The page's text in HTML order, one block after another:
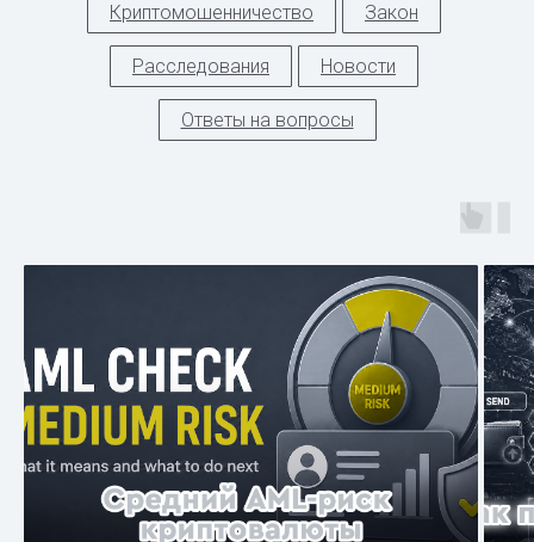
Криптомошенничество Закон
Расследования Новости
Ответы на вопросы